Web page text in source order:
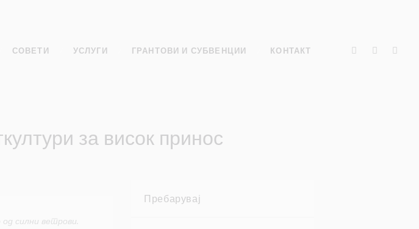
СОВЕТИ УСЛУГИ ГРАНТОВИ И СУБВЕНЦИИ КОНТАКТ
за висок принос
силни ветрови.
Пребарувај